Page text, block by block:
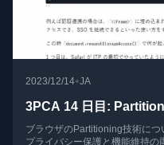
2023/12/14•JA
3PCA 14 日目:
ブラウザのPartitioning技術につ
プライバシー保護と機能維持の